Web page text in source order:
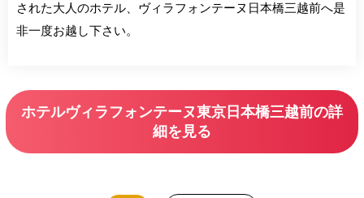
された大人のホテル、ヴィラフォンテーヌ日本橋三越前へ是
非一度お越し下さい。
ホテルヴィラフォンテーヌ東京日本橋三越前の詳
細を見る